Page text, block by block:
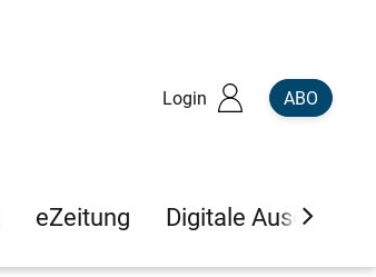
Login ABO
eZeitung Digitale Ausgaben